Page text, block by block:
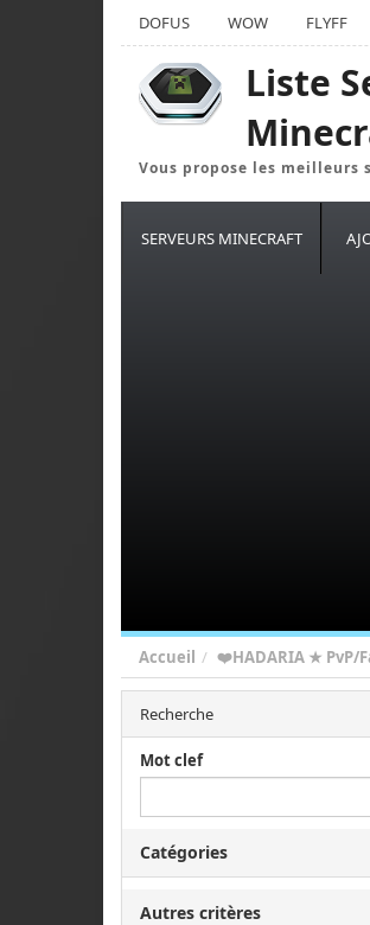
DOFUS WOW FLYFF
Liste
Vous propose les meilleurs
SERVEURS MINECRAFT
Accueil ❤️HADARIA ★ PvP/
Recherche
Mot clef
Catégories
Autres critères